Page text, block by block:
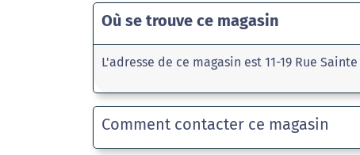
Où se trouve ce magasin
L'adresse de ce magasin est 11-19 Rue
Comment contacter ce magasin